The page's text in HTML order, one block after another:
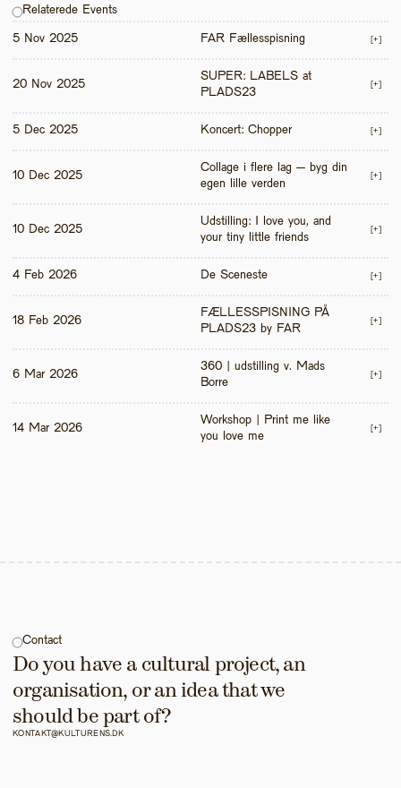
Relaterede Events
5 Nov 2025 FAR Fællesspisning [+]
20 Nov 2025
SUPER: LABELS at
PLADS23
[+]
5 Dec 2025 Koncert: Chopper [+]
10 Dec 2025
Collage i flere lag – byg din
egen lille verden
[+]
10 Dec 2025
Udstilling: I love you, and
your tiny little friends
[+]
4 Feb 2026 De Sceneste [+]
18 Feb 2026
FÆLLESSPISNING PÅ
PLADS23 by FAR
[+]
6 Mar 2026
360 | udstilling v. Mads
Borre
[+]
14 Mar 2026
Workshop | Print me like
you love me
[+]
Contact
Do you have a cultural project, an
organisation, or an idea that we
should be part of?
KONTAKT@KULTURENS.DK